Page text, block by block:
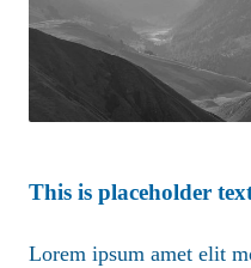
This is placeholder
Lorem ipsum amet elit